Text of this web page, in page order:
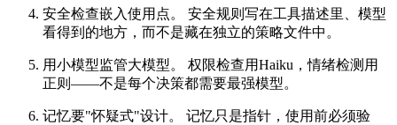
安全检查嵌入使用点。 安全规则写在工具描述里、模型
看得到的地方，而不是藏在独立的策略文件中。
用小模型监管大模型。 权限检查用Haiku，情绪检测用
正则——不是每个决策都需要最强模型。
记忆要"怀疑式"设计。 记忆只是指针，使用前必须验